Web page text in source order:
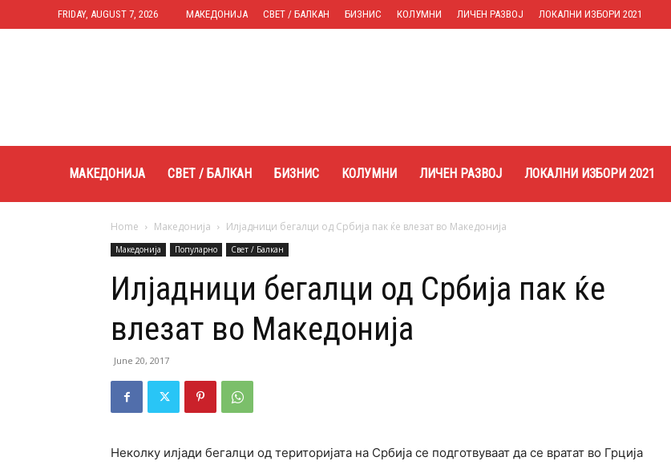
FRIDAY, AUGUST 7, 2026 МАКЕДОНИЈА СВЕТ / БАЛКАН БИЗНИС КОЛУМНИ ЛИЧЕН РАЗВОЈ ЛОКАЛНИ ИЗБОРИ 2021
МАКЕДОНИЈА СВЕТ / БАЛКАН БИЗНИС КОЛУМНИ ЛИЧЕН РАЗВОЈ ЛОКАЛНИ ИЗБОРИ 2021
Home Македонија Илјадници бегалци од Србија пак ќе влезат во Македонија
Македонија Популарно Свет / Балкан
Илјадници бегалци од Србија пак ќе
влезат во Македонија
June 20, 2017
Неколку илјади бегалци од територијата на Србија се подготвуваат да се вратат во Грција